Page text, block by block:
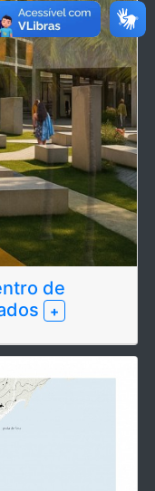
de
+